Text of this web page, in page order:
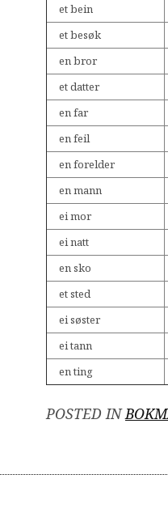
et bein
et besøk
en bror
et datter
en far
en feil
en forelder
en mann
ei mor
ei natt
en sko
et sted
ei søster
ei tann
en ting
POSTED IN